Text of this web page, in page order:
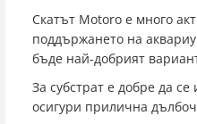
Скатът Motoro е много
поддържането на
бъде най-добрият
За субстрат е добре да
осигури прилична